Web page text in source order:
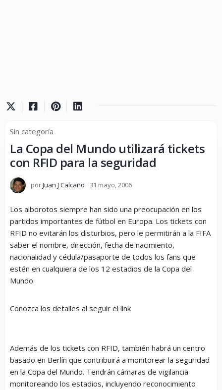
Sin categoría
La Copa del Mundo utilizará tickets
con RFID para la seguridad
porJuan J Calcaño 31 mayo, 2006
Los alborotos siempre han sido una preocupación en los
partidos importantes de fútbol en Europa. Los tickets con
RFID no evitarán los disturbios, pero le permitirán a la FIFA
saber el nombre, dirección, fecha de nacimiento,
nacionalidad y cédula/pasaporte de todos los fans que
estén en cualquiera de los 12 estadios de la Copa del
Mundo.
Conozca los detalles al seguir el link
Además de los tickets con RFID, también habrá un centro
basado en Berlín que contribuirá a monitorear la seguridad
en la Copa del Mundo. Tendrán cámaras de vigilancia
monitoreando los estadios, incluyendo reconocimiento